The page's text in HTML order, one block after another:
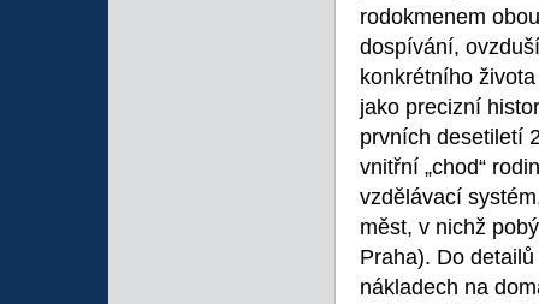
rodokmenem
dospívání,
konkrétního
jako precizní
prvních desetiletí
vnitřní „chod“
vzdělávací
měst, v nichž
Praha). Do
nákladech na